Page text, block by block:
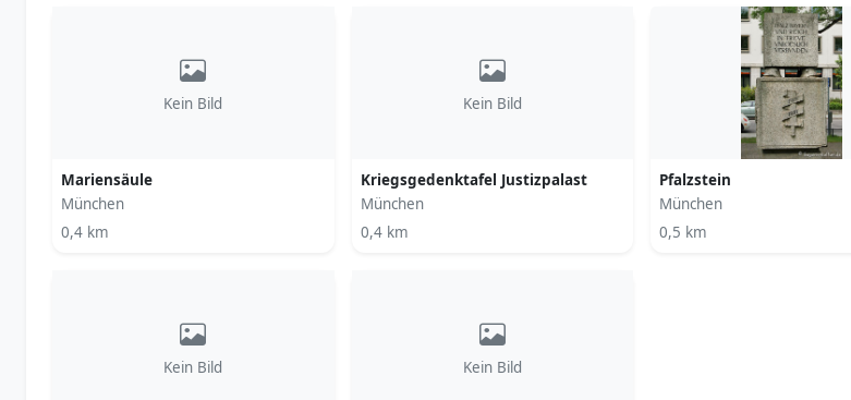
Kein Bild
Mariensäule
München
0,4 km
Kein Bild
Kriegsgedenktafel Justizpalast
München
0,4 km
Pfalzstein
München
0,5 km
Kein Bild Kein Bild